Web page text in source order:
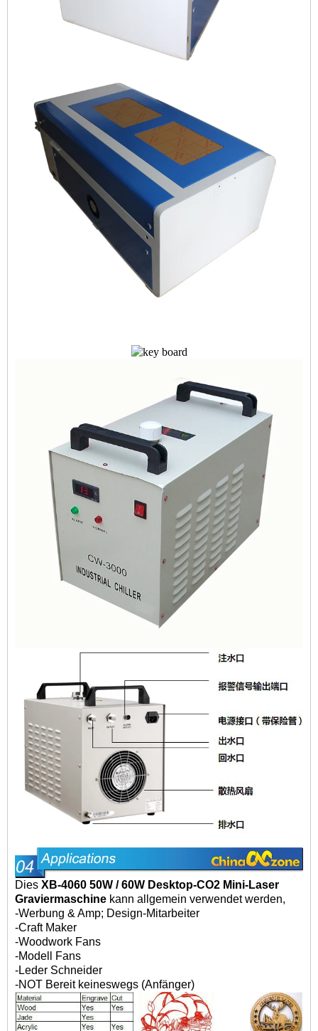
Dies XB-4060 50W / 60W Desktop-CO2 Mini-Laser
Graviermaschine kann allgemein verwendet werden,
-Werbung & Amp; Design-Mitarbeiter
-Craft Maker
-Woodwork Fans
-Modell Fans
-Leder Schneider
-NOT Bereit keineswegs (Anfänger)